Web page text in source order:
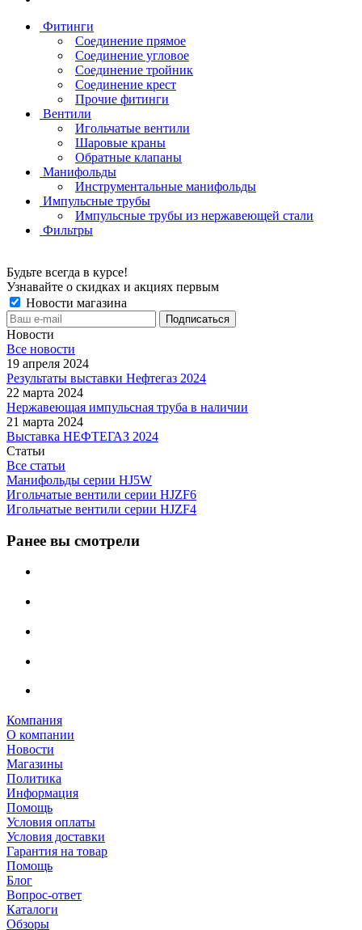
Фитинги
Соединение прямое
Соединение угловое
Соединение тройник
Соединение крест
Прочие фитинги
Вентили
Игольчатые вентили
Шаровые краны
Обратные клапаны
Манифольды
Инструментальные манифольды
Импульсные трубы
Импульсные трубы из нержавеющей стали
Фильтры
Будьте всегда в курсе!
Узнавайте о скидках и акциях первым
Новости магазина
Новости
Все новости
19 апреля 2024
Результаты выставки Нефтегаз 2024
22 марта 2024
Нержавеющая импульсная труба в наличии
21 марта 2024
Выставка НЕФТЕГАЗ 2024
Статьи
Все статьи
Манифольды серии HJ5W
Игольчатые вентили серии HJZF6
Игольчатые вентили серии HJZF4
Ранее вы смотрели
Компания
О компании
Новости
Магазины
Политика
Информация
Помощь
Условия оплаты
Условия доставки
Гарантия на товар
Помощь
Блог
Вопрос-ответ
Каталоги
Обзоры